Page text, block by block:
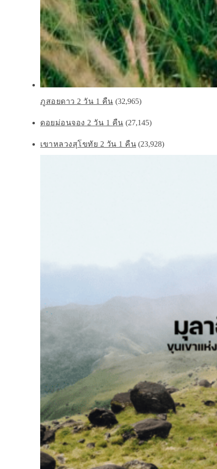
ภูสอยดาว 2 วัน 1 คืน (32,965)
ดอยม่อนจอง 2 วัน 1 คืน (27,145)
เขาหลวงสุโขทัย 2 วัน 1 คืน (23,928)